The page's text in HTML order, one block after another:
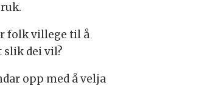
folk villege til å
slik dei vil?
opp med å velja